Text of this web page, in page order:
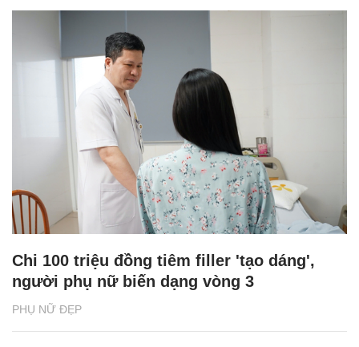
PHỤ NỮ ĐẸP
Chi 100 triệu đồng tiêm filler 'tạo dáng',
người phụ nữ biến dạng vòng 3